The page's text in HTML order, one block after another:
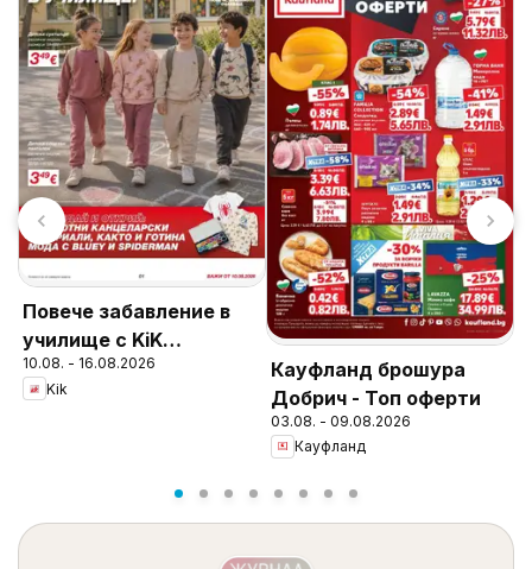
Повече забавление в
училище с KiK
предложения
10.08. - 16.08.2026
Kik
Кауфланд брошура
Добрич - Топ оферти
03.08. - 09.08.2026
Кауфланд